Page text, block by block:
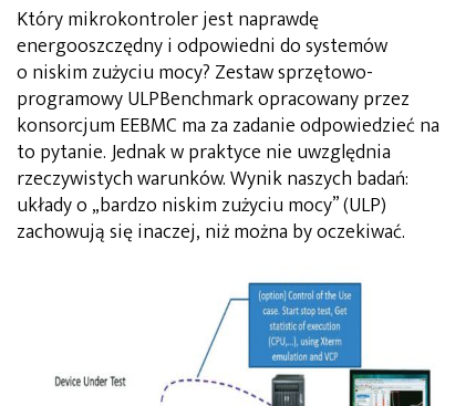
Który mikrokontroler jest naprawdę
energooszczędny i odpowiedni do systemów
o niskim zużyciu mocy? Zestaw sprzętowo-
programowy ULPBenchmark opracowany przez
konsorcjum EEBMC ma za zadanie odpowiedzieć na
to pytanie. Jednak w praktyce nie uwzględnia
rzeczywistych warunków. Wynik naszych badań:
układy o „bardzo niskim zużyciu mocy” (ULP)
zachowują się inaczej, niż można by oczekiwać.